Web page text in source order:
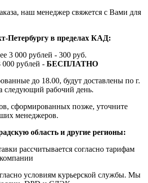
наш менеджер свяжется с Вами для
Петербургу в пределах КАД:
3 000 рублей - 300 руб.
000 рублей - БЕСПЛАТНО
до 18.00, будут доставлены по г.
следующий рабочий день.
сформированных позже, уточните
менеджеров.
область и другие регионы:
рассчитывается согласно тарифам
условиям курьерской службы. Мы